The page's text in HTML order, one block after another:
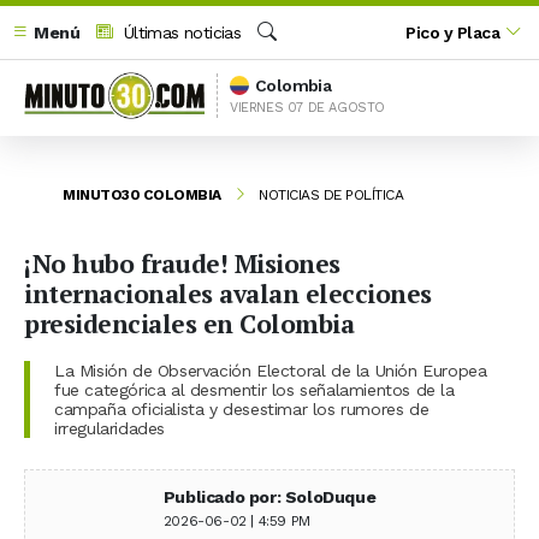
Menú
Últimas noticias
Buscar
Pico y Placa
Colombia
VIERNES 07 DE AGOSTO
MINUTO30 COLOMBIA NOTICIAS DE POLÍTICA
¡No hubo fraude! Misiones
internacionales avalan elecciones
presidenciales en Colombia
La Misión de Observación Electoral de la Unión Europea
fue categórica al desmentir los señalamientos de la
campaña oficialista y desestimar los rumores de
irregularidades
Publicado por: SoloDuque
2026-06-02 | 4:59 PM